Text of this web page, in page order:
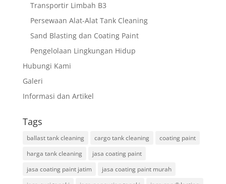
Transportir Limbah B3
Persewaan Alat-Alat Tank Cleaning
Sand Blasting dan Coating Paint
Pengelolaan Lingkungan Hidup
Hubungi Kami
Galeri
Informasi dan Artikel
Tags
ballast tank cleaning cargo tank cleaning
coating paint
harga tank cleaning
jasa coating paint
jasa coating paint jatim
jasa coating paint murah